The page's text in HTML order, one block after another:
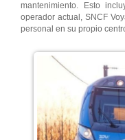
mantenimiento. Esto
operador actual, SNCF
personal en su propio